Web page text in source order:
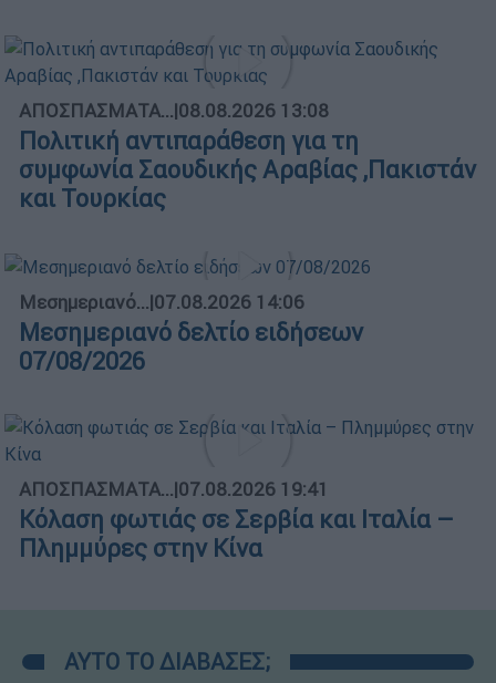
ΑΠΟΣΠΑΣΜΑΤΑ...|08.08.2026 13:08
Πολιτική αντιπαράθεση για τη
συμφωνία Σαουδικής Αραβίας ,Πακιστάν
και Τουρκίας
Μεσημεριανό...|07.08.2026 14:06
Μεσημεριανό δελτίο ειδήσεων
07/08/2026
ΑΠΟΣΠΑΣΜΑΤΑ...|07.08.2026 19:41
Κόλαση φωτιάς σε Σερβία και Ιταλία –
Πλημμύρες στην Κίνα
ΑΥΤΟ ΤΟ ΔΙΑΒΑΣΕΣ;